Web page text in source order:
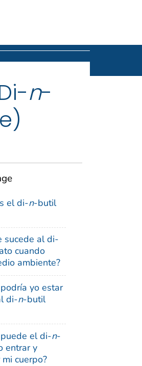
n-
el di-n-butil
sucede al di-
cuando
ambiente?
yo estar
di-n-butil
puede el di-n-
entrar y
cuerpo?